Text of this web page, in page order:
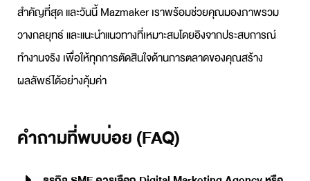
สำคัญที่สุด และวันนี้ Mazmaker เราพร้อมช่วยคุณมองภาพรวม
วางกลยุทธ์ และแนะนำแนวทางที่เหมาะสมโดยอิงจากประสบการณ์
ทำงานจริง เพื่อให้ทุกการตัดสินใจด้านการตลาดของคุณสร้าง
ผลลัพธ์ได้อย่างคุ้มค่า
คำถามที่พบบ่อย (FAQ)